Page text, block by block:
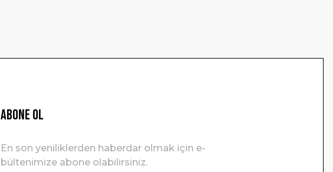
ABONE OL
En son yeniliklerden haberdar olmak için e-
bültenimize abone olabilirsiniz.